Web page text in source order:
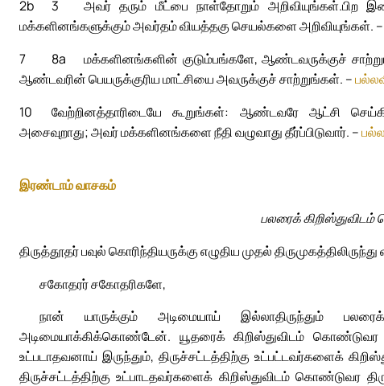
2b
அவர் தரும் மீட்பை நாள்தோறும் அறிவியுங்கள்.
3
பிற
மக்களினங்களுக்கும் அவர்தம் வியத்தகு செயல்களை அறிவியுங்கள். –
7
மக்களினங்களின் குடும்பங்களே, ஆண்டவருக்குச்
8a
ஆண்டவரின் பெயருக்குரிய மாட்சியை அவருக்குச் சாற்றுங்கள். –
10
வேற்றினத்தாரிடையே கூறுங்கள்: ஆண்டவரே ஆட்சி
அசைவுறாது; அவர் மக்களினங்களை நீதி வழுவாது தீர்ப்பிடுவார். –
இரண்டாம் வாசகம்
பலரைக்
திருத்தூதர் பவுல் கொரிந்தியருக்கு எழுதிய முதல்
சகோதரர் சகோதரிகளே,
நான் யாருக்கும் அடிமையாய் இல்லாதிருந்தும்
அடிமையாக்கிக்கொண்டேன். யூதரைக் கிறிஸ்துவிடம்
உட்படாதவனாய் இருந்தும், திருச்சட்டத்திற்கு உட்பட்டவர்களைக்
திருச்சட்டத்திற்கு உட்பாடதவர்களைக் கிறிஸ்துவிடம்